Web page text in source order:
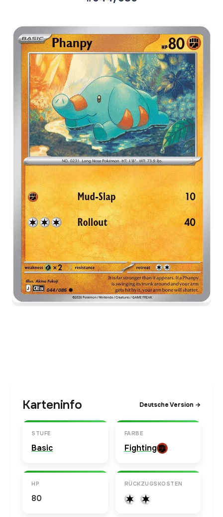
Aktueller Marktpreis
€0,09
Normal
€0,24
Reverse Holo
Preise werden täglich aktualisiert.
Karteninfo Deutsche Version →
STUFE
Basic
FARBE
Fighting
HP
80
RÜCKZUGSKOSTEN